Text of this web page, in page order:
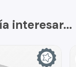
interesar...